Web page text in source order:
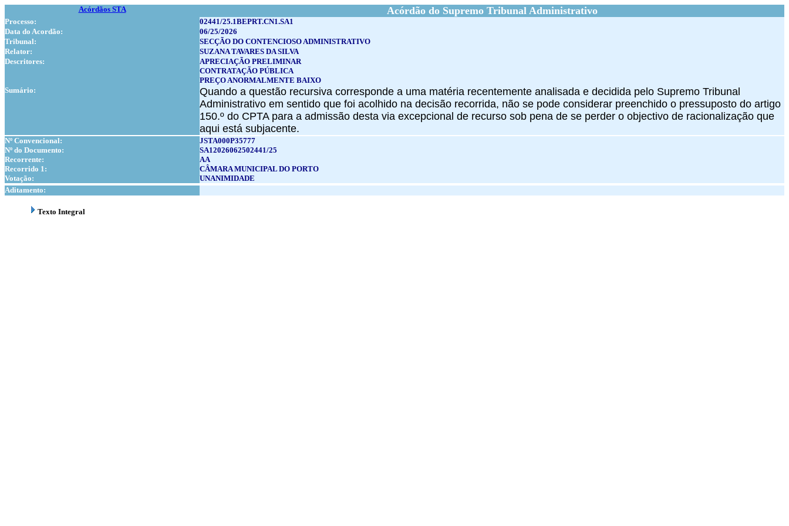
Acórdãos STA Acórdão do Supremo Tribunal Administrativo
Processo:
02441/25.1BEPRT.CN1.SA1
Data do Acordão:
06/25/2026
Tribunal:
SECÇÃO DO CONTENCIOSO ADMINISTRATIVO
Relator:
SUZANA TAVARES DA SILVA
Descritores:
APRECIAÇÃO PRELIMINAR
CONTRATAÇÃO PÚBLICA
PREÇO ANORMALMENTE BAIXO
Sumário:
Quando a questão recursiva corresponde a uma matéria recentemente analisada e decidida pelo Supremo Tribunal
Administrativo em sentido que foi acolhido na decisão recorrida, não se pode considerar preenchido o pressuposto do artigo
150.º do CPTA para a admissão desta via excepcional de recurso sob pena de se perder o objectivo de racionalização que
aqui está subjacente.
Nº Convencional:
JSTA000P35777
Nº do Documento:
SA12026062502441/25
Recorrente:
AA
Recorrido 1:
CÂMARA MUNICIPAL DO PORTO
Votação:
UNANIMIDADE
Aditamento:
Texto Integral